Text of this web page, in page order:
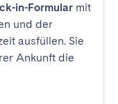
in-Formular mit
und der
ausfüllen. Sie
Ankunft die